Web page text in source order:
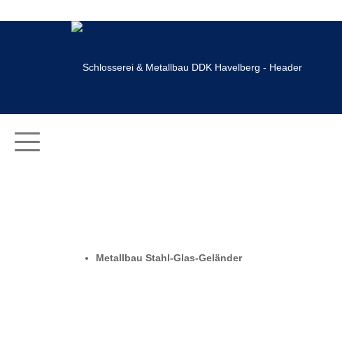
Metallbau Stahl-Glas-Geländer